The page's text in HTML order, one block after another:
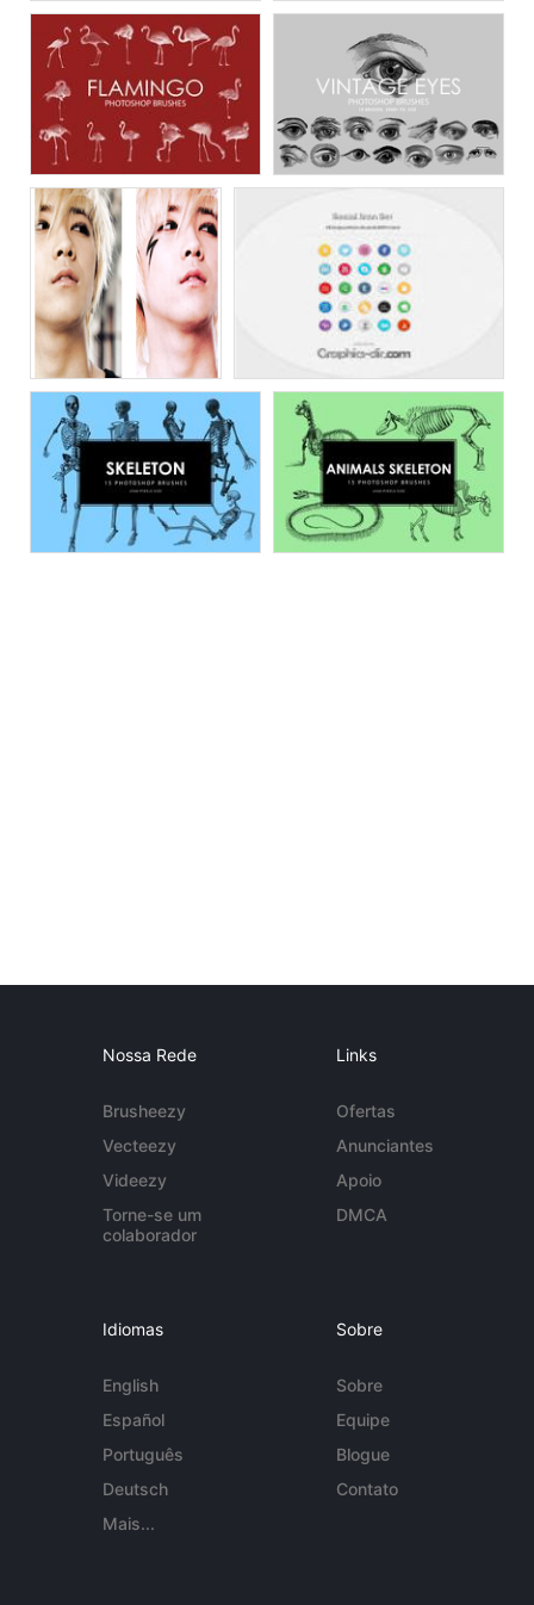
Nossa Rede
Brusheezy
Vecteezy
Videezy
Torne-se um
colaborador
Links
Ofertas
Anunciantes
Apoio
DMCA
Idiomas
English
Español
Português
Deutsch
Mais...
Sobre
Sobre
Equipe
Blogue
Contato